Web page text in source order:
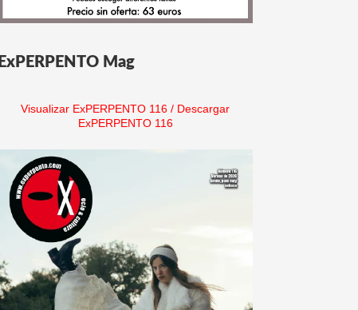
ExPERPENTO Mag
Visualizar ExPERPENTO 116 / Descargar
ExPERPENTO 116